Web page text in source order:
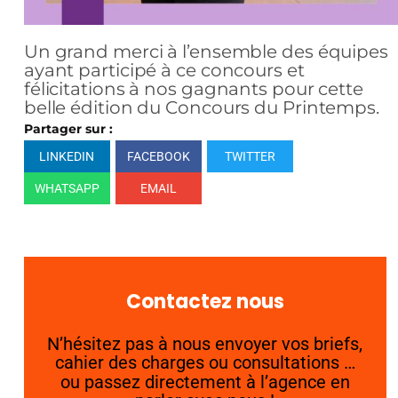
Un grand merci à l’ensemble des équipes
ayant participé à ce concours et
félicitations à nos gagnants pour cette
belle édition du Concours du Printemps.
Partager sur :
LINKEDIN FACEBOOK TWITTER
WHATSAPP EMAIL
Contactez nous
N’hésitez pas à nous envoyer vos briefs,
cahier des charges ou consultations …
ou passez directement à l’agence en